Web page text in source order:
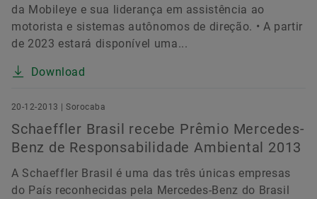
da Mobileye e sua liderança em assistência ao
motorista e sistemas autônomos de direção. • A partir
de 2023 estará disponível uma...
Download
20-12-2013 | Sorocaba
Schaeffler Brasil recebe Prêmio Mercedes-
Benz de Responsabilidade Ambiental 2013
A Schaeffler Brasil é uma das três únicas empresas
do País reconhecidas pela Mercedes-Benz do Brasil